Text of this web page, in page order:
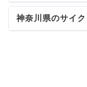
神奈川県のサイ